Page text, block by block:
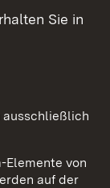
Sie in
ausschließlich
von
auf der